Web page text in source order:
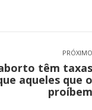
PRÓXIMO
têm taxas
aqueles que o
proíbem